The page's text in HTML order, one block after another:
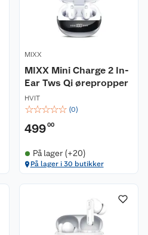
MIXX
MIXX Mini Charge 2 In-
Ear Tws Qi ørepropper
HVIT
☆☆☆☆☆ (0)
49900
På lager (+20)
På lager i 30 butikker